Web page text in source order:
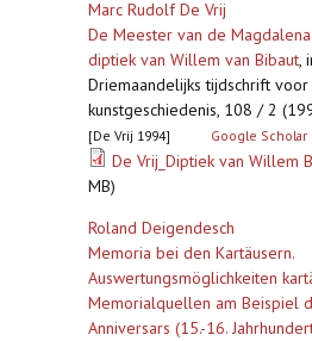
Marc Rudolf De Vrij
De Meester van de
diptiek van Willem van Bibaut,
Driemaandelijks tijdschrift
kunstgeschiedenis, 108 / 2
[De Vrij 1994] Google Scholar
De Vrij_Diptiek van Willem
MB)
Roland Deigendesch
Memoria bei den Kartäusern.
Auswertungsmöglichkeiten
Memorialquellen am Beispiel
Anniversars (15.-16.